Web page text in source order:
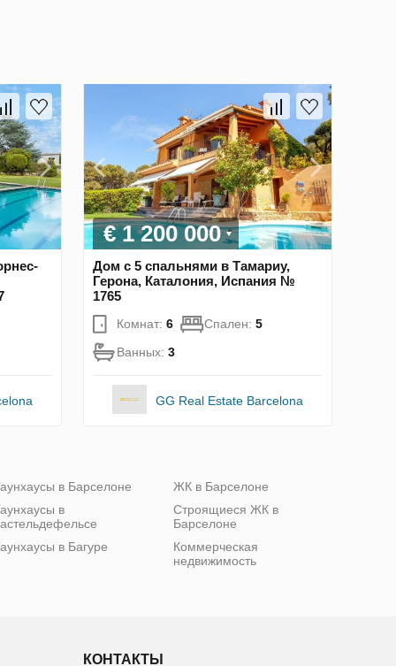
€ 1 200 000
Дом с 5 спальнями в Тамариу,
Герона, Каталония, Испания №
1765
Комнат: 6 Спален: 5
Ванных: 3
GG Real Estate Barcelona
в Барселоне
в
в Багуре
ЖК в Барселоне
Строящиеся ЖК в
Барселоне
Коммерческая
недвижимость
КОНТАКТЫ